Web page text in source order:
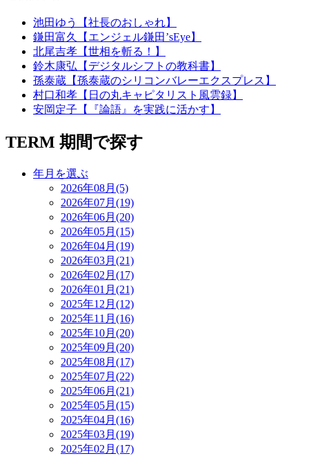
池田ゆう【社長のおしゃれ】
鎌田富久【エンジェル鎌田’sEye】
北尾吉孝【世相を斬る！】
鈴木康弘【デジタルシフトの教科書】
孫泰蔵【孫泰蔵のシリコンバレーエクスプレス】
村口和孝【日の丸キャピタリスト風雲録】
安岡定子【『論語』を実践に活かす】
TERM 期間で探す
年月を選ぶ
2026年08月(5)
2026年07月(19)
2026年06月(20)
2026年05月(15)
2026年04月(19)
2026年03月(21)
2026年02月(17)
2026年01月(21)
2025年12月(12)
2025年11月(16)
2025年10月(20)
2025年09月(20)
2025年08月(17)
2025年07月(22)
2025年06月(21)
2025年05月(15)
2025年04月(16)
2025年03月(19)
2025年02月(17)